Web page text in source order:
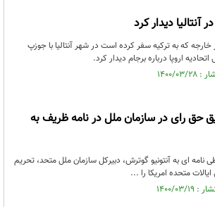
دیدار کرد
که به ترکیه سفر کرده است در شهر آنتالیا با جوزپ
اروپا درباره برجام دیدار کرد.
حق رای در سازمان ملل در نامه ظریف به
نامه ای به آنتونیو گوترش، دبیرکل سازمان ملل متحد، تحریم
متحده امریکا را ...